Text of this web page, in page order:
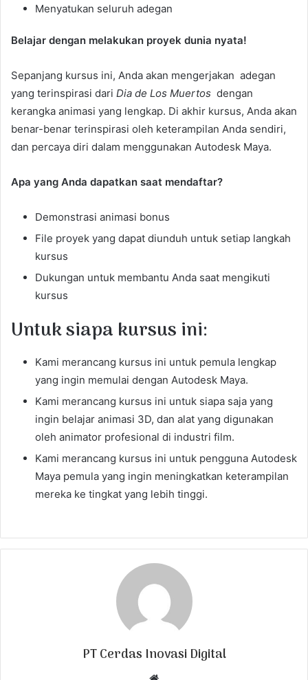
Menyatukan seluruh adegan
Belajar dengan melakukan proyek dunia nyata!
Sepanjang kursus ini, Anda akan mengerjakan adegan
yang terinspirasi dari Dia de Los Muertos dengan
kerangka animasi yang lengkap. Di akhir kursus, Anda akan
benar-benar terinspirasi oleh keterampilan Anda sendiri,
dan percaya diri dalam menggunakan Autodesk Maya.
Apa yang Anda dapatkan saat mendaftar?
Demonstrasi animasi bonus
File proyek yang dapat diunduh untuk setiap langkah
kursus
Dukungan untuk membantu Anda saat mengikuti
kursus
Untuk siapa kursus ini:
Kami merancang kursus ini untuk pemula lengkap
yang ingin memulai dengan Autodesk Maya.
Kami merancang kursus ini untuk siapa saja yang
ingin belajar animasi 3D, dan alat yang digunakan
oleh animator profesional di industri film.
Kami merancang kursus ini untuk pengguna Autodesk
Maya pemula yang ingin meningkatkan keterampilan
mereka ke tingkat yang lebih tinggi.
PT Cerdas Inovasi Digital